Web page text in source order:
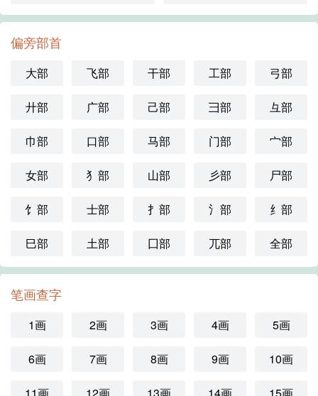
偏旁部首
大部 飞部 干部 工部 弓部
廾部 广部 己部 彐部 彑部
巾部 口部 马部 门部 宀部
女部 犭部 山部 彡部 尸部
饣部 士部 扌部 氵部 纟部
巳部 土部 囗部 兀部 全部
笔画查字
1画 2画 3画 4画 5画
6画 7画 8画 9画 10画